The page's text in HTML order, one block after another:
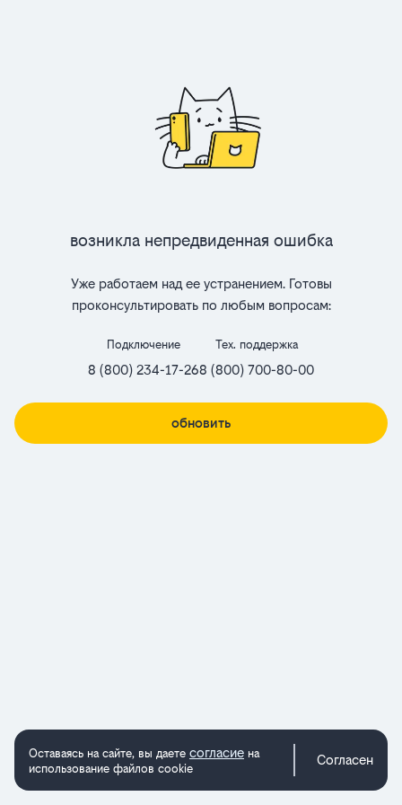
Возникла непредвиденная ошибка
Уже работаем над ее устранением. Готовы
проконсультировать по любым вопросам:
Подключение
8 (800) 234-17-26
Тех. поддержка
8 (800) 700-80-00
обновить
Оставаясь на сайте, вы даете согласие на
использование файлов cookie
Согласен